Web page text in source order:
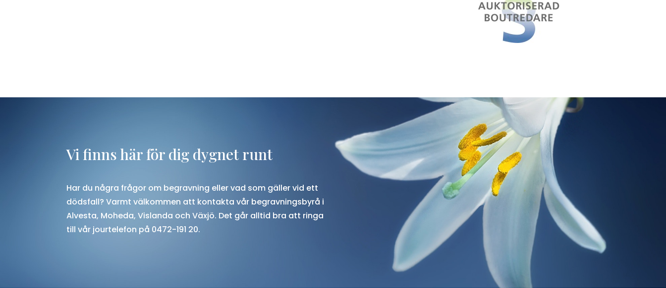
Vi finns här för dig dygnet runt
Har du några frågor om begravning eller vad som gäller vid ett
dödsfall? Varmt välkommen att kontakta vår begravningsbyrå i
Alvesta, Moheda, Vislanda och Växjö. Det går alltid bra att ringa
till vår jourtelefon på 0472-191 20.